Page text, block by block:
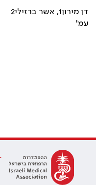
דן מירון1, אשר ברזילי2
עמ'